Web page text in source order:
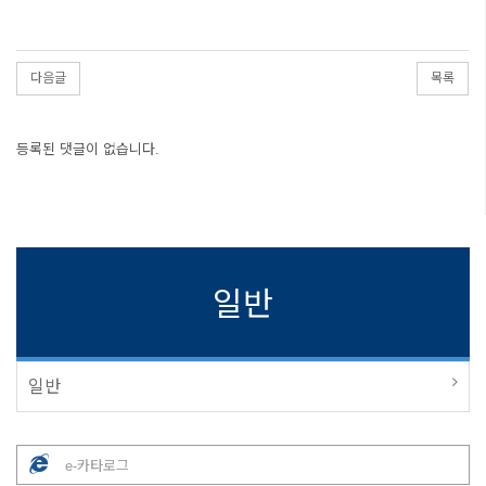
다음글 목록
등록된 댓글이 없습니다.
일반
일반
e-카타로그